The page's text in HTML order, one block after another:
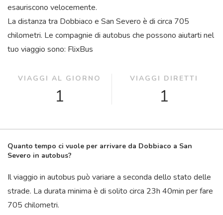
esauriscono velocemente.
La distanza tra Dobbiaco e San Severo è di circa 705
chilometri. Le compagnie di autobus che possono aiutarti nel
tuo viaggio sono: FlixBus
VIAGGI AL GIORNO
1
VIAGGI DIRETTI
1
Quanto tempo ci vuole per arrivare da Dobbiaco a San
Severo in autobus?
Il viaggio in autobus può variare a seconda dello stato delle
strade. La durata minima è di solito circa 23h 40min per fare
705 chilometri.